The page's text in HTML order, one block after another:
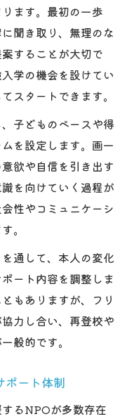
ます。最初の一歩
聞き取り、無理のな
することが大切で
学の機会を設けてい
スタートできます。
子どものペースや得
を設定します。画一
欲や自信を引き出す
を向けていく過程が
性やコミュニケーシ
。
通して、本人の変化
ート内容を調整しま
もありますが、フリ
力し合い、再登校や
般的です。
ポート体制
るNPOが多数存在